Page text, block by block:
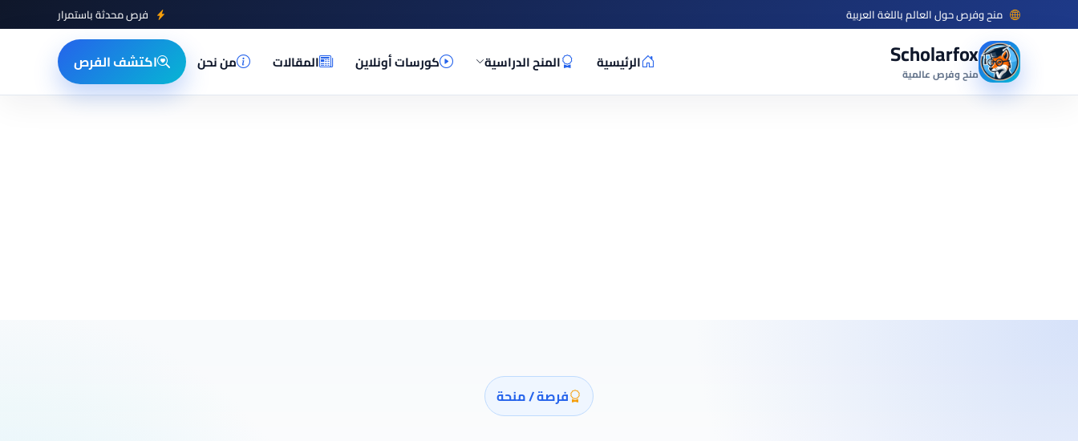
منح وفرص حول العالم باللغة العربية فرص محدثة باستمرار
Scholarfox
منح وفرص عالمية
الرئيسية المنح الدراسية كورسات أونلاين المقالات من نحن اكتشف الفرص
فرصة / منحة